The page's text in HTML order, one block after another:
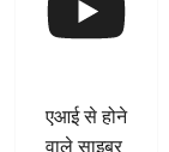
एआई से होने
वाले साइबर